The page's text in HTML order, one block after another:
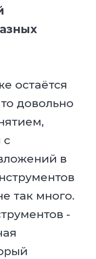
остаётся
довольно
с
в
так много.
-